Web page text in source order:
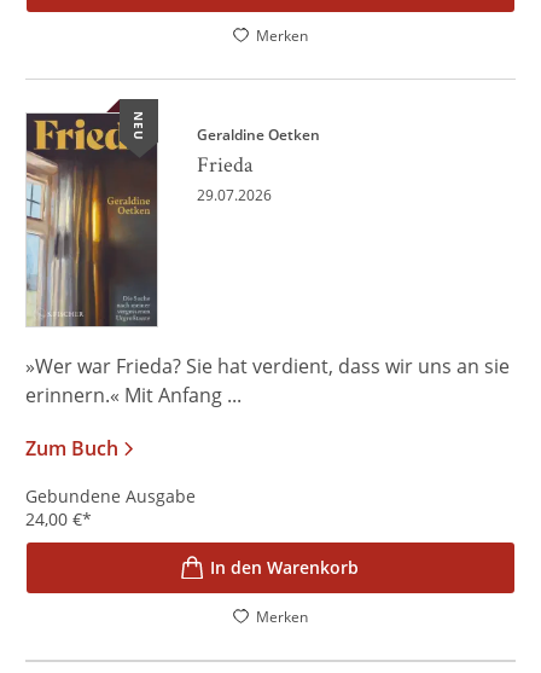
Merken
NEU Geraldine Oetken
Frieda
29.07.2026
»Wer war Frieda? Sie hat verdient, dass wir uns an sie
erinnern.« Mit Anfang ...
Zum Buch
Gebundene Ausgabe
24,00 €*
In den Warenkorb
Merken